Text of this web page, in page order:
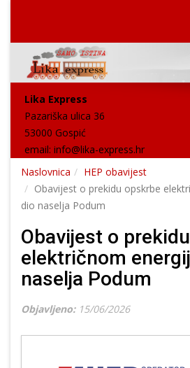
Lika Express
Pazariška ulica 36
53000 Gospić
email: info@lika-express.hr
Naslovnica
HEP obavijest
Obavijest o prekidu opskrbe
dio naselja Podum
Obavijest o
električnom
naselja Podum
Objavljeno: 15/06/2026